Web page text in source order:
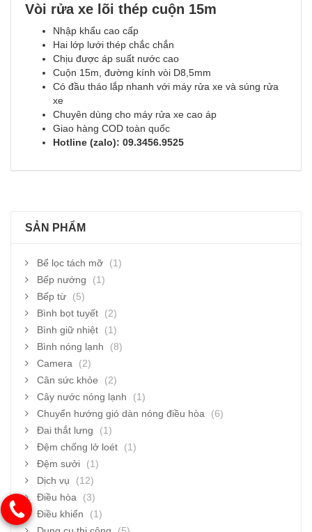
Vòi rửa xe lõi thép cuộn 15m
Nhập khẩu cao cấp
Hai lớp lưới thép chắc chắn
Chịu được áp suất nước cao
Cuộn 15m, đường kính vòi D8,5mm
Có đầu tháo lắp nhanh với máy rửa xe và súng rửa
xe
Chuyên dùng cho máy rửa xe cao áp
Giao hàng COD toàn quốc
Hotline (zalo): 09.3456.9525
SẢN PHẨM
Bể lọc tách mỡ
(1)
Bếp nướng
(1)
Bếp từ
(5)
Bình bọt tuyết
(2)
Bình giữ nhiệt
(1)
Bình nóng lạnh
(8)
Camera
(2)
Cân sức khỏe
(2)
Cây nước nóng lạnh
(1)
Chuyển hướng gió dàn nóng điều hòa
(6)
Đai thắt lưng
(1)
Đệm chống lở loét
(1)
Đệm sưởi
(1)
Dịch vụ
(12)
Điều hòa
(3)
Điều khiển
(1)